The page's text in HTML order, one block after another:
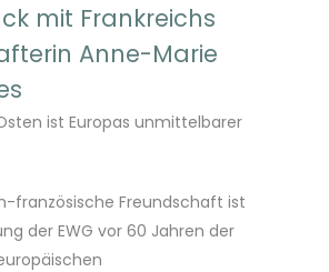
mit Frankreichs
Anne-Marie
ist Europas unmittelbarer
französische Freundschaft ist
der EWG vor 60 Jahren der